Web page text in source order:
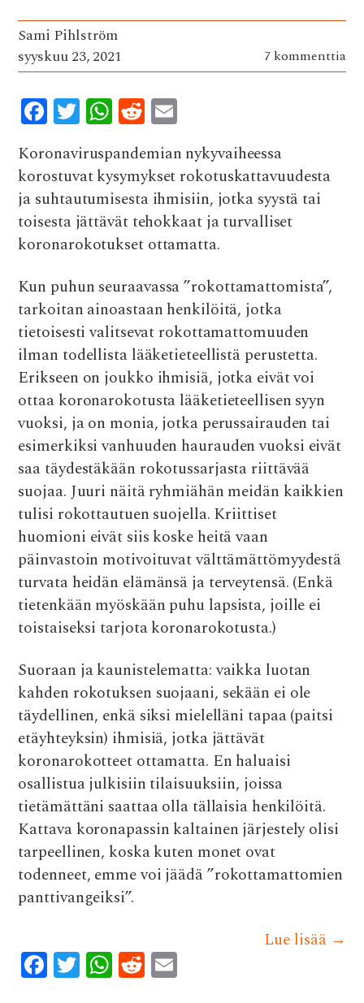
Sami Pihlström
syyskuu 23, 2021
7 kommenttia
F
ac
e
b
o
o
T
w
it
te
r
W
h
at
s
A
p
R
e
d
di
t
ai
l
Koronaviruspandemian nykyvaiheessa
korostuvat kysymykset rokotuskattavuudesta
ja suhtautumisesta ihmisiin, jotka syystä tai
toisesta jättävät tehokkaat ja turvalliset
koronarokotukset ottamatta.
Kun puhun seuraavassa ”rokottamattomista”,
tarkoitan ainoastaan henkilöitä, jotka
tietoisesti valitsevat rokottamattomuuden
ilman todellista lääketieteellistä perustetta.
Erikseen on joukko ihmisiä, jotka eivät voi
ottaa koronarokotusta lääketieteellisen syyn
vuoksi, ja on monia, jotka perussairauden tai
esimerkiksi vanhuuden haurauden vuoksi eivät
saa täydestäkään rokotussarjasta riittävää
suojaa. Juuri näitä ryhmiähän meidän kaikkien
tulisi rokottautuen suojella. Kriittiset
huomioni eivät siis koske heitä vaan
päinvastoin motivoituvat välttämättömyydestä
turvata heidän elämänsä ja terveytensä. (Enkä
tietenkään myöskään puhu lapsista, joille ei
toistaiseksi tarjota koronarokotusta.)
Suoraan ja kaunistelematta: vaikka luotan
kahden rokotuksen suojaani, sekään ei ole
täydellinen, enkä siksi mielelläni tapaa (paitsi
etäyhteyksin) ihmisiä, jotka jättävät
koronarokotteet ottamatta. En haluaisi
osallistua julkisiin tilaisuuksiin, joissa
tietämättäni saattaa olla tällaisia henkilöitä.
Kattava koronapassin kaltainen järjestely olisi
tarpeellinen, koska kuten monet ovat
todenneet, emme voi jäädä ”rokottamattomien
panttivangeiksi”.
Lue lisää →
F
ac
T
w
W
h
R
e